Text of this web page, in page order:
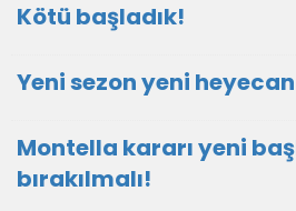
Kötü başladık!
Yeni sezon yeni
Montella kararı yeni
bırakılmalı!